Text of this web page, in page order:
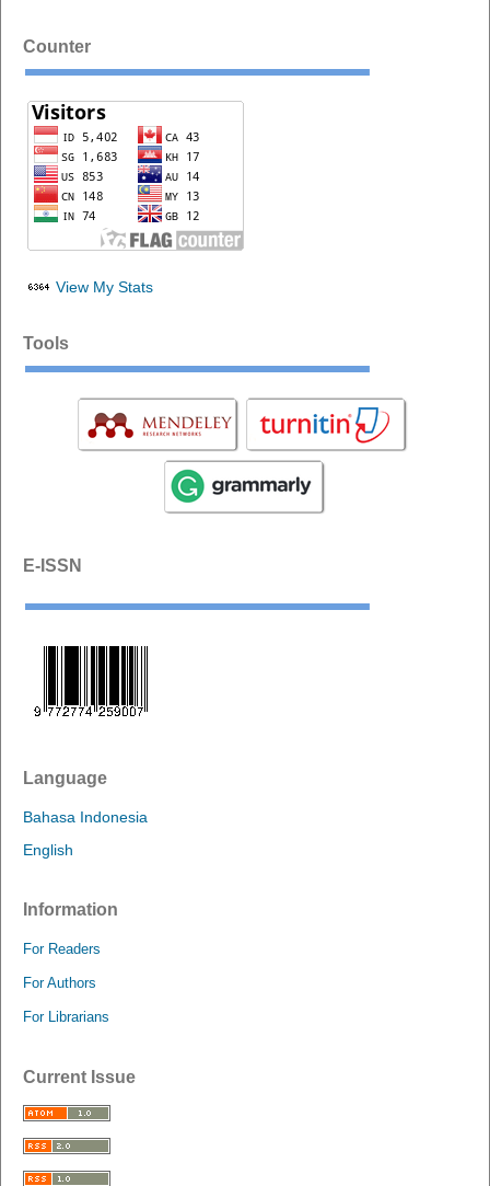
Counter
View My Stats
Tools
E-ISSN
Language
Bahasa Indonesia
English
Information
For Readers
For Authors
For Librarians
Current Issue